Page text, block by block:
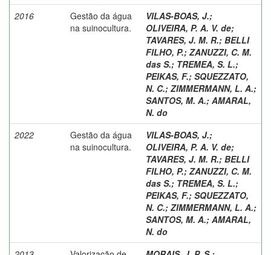
2016
Gestão da água
na suinocultura.
VILAS-BOAS, J.;
OLIVEIRA, P. A. V. de;
TAVARES, J. M. R.; BELLI
FILHO, P.; ZANUZZI, C. M.
das S.; TREMEA, S. L.;
PEIKAS, F.; SQUEZZATO,
N. C.; ZIMMERMANN, L. A.;
SANTOS, M. A.; AMARAL,
N. do
2022
Gestão da água
na suinocultura.
VILAS-BOAS, J.;
OLIVEIRA, P. A. V. de;
TAVARES, J. M. R.; BELLI
FILHO, P.; ZANUZZI, C. M.
das S.; TREMEA, S. L.;
PEIKAS, F.; SQUEZZATO,
N. C.; ZIMMERMANN, L. A.;
SANTOS, M. A.; AMARAL,
N. do